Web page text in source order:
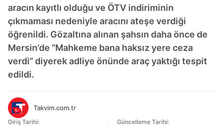
aracın kayıtlı olduğu ve ÖTV indiriminin
çıkmaması nedeniyle aracını ateşe verdiği
öğrenildi. Gözaltına alınan şahsın daha önce de
Mersin’de “Mahkeme bana haksız yere ceza
verdi” diyerek adliye önünde araç yaktığı tespit
edildi.
Takvim.com.tr
Giriş Tarihi:
Güncelleme Tarihi: